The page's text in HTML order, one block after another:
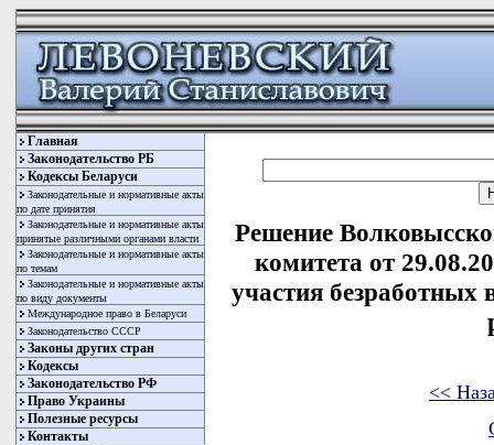
Главная
Законодательство РБ
Кодексы Беларуси
Законодательные и нормативные акты
по дате принятия
Законодательные и нормативные акты
принятые различными органами власти
Законодательные и нормативные акты
по темам
Законодательные и нормативные акты
по виду документы
Международное право в Беларуси
Законодательство СССР
Законы других стран
Кодексы
Законодательство РФ
Право Украины
Полезные ресурсы
Контакты
Решение
комитета от
участия
<<